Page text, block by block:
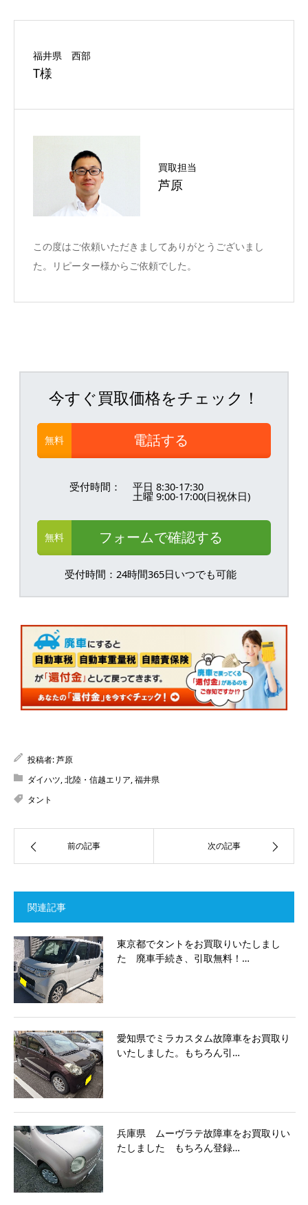
福井県 西部
T様
買取担当
芦原
この度はご依頼いただきましてありがとうございまし
た。リピーター様からご依頼でした。
今すぐ買取価格をチェック！
無料 電話する
受付時間： 平日 8:30-17:30
土曜 9:00-17:00(日祝休日)
無料 フォームで確認する
受付時間：24時間365日いつでも可能
投稿者:芦原
ダイハツ,北陸・信越エリア,福井県
タント
前の記事 次の記事
関連記事
東京都でタントをお買取りいたしまし
た 廃車手続き、引取無料！…
愛知県でミラカスタム故障車をお買取り
いたしました。もちろん引…
兵庫県 ムーヴラテ故障車をお買取りい
たしました もちろん登録…